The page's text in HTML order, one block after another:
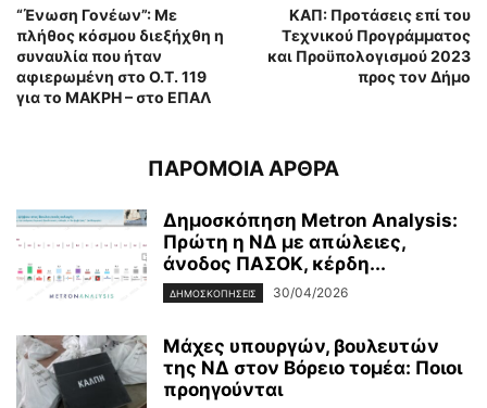
“Ένωση Γονέων”: Με
πλήθος κόσμου διεξήχθη η
συναυλία που ήταν
αφιερωμένη στο Ο.Τ. 119
για το ΜΑΚΡΗ – στο ΕΠΑΛ
ΚΑΠ: Προτάσεις επί του
Τεχνικού Προγράμματος
και Προϋπολογισμού 2023
προς τον Δήμο
ΠΑΡΟΜΟΙΑ ΑΡΘΡΑ
Δημοσκόπηση Metron Analysis:
Πρώτη η ΝΔ με απώλειες,
άνοδος ΠΑΣΟΚ, κέρδη...
ΔΗΜΟΣΚΟΠΗΣΕΙΣ 30/04/2026
Μάχες υπουργών, βουλευτών
της ΝΔ στον Βόρειο τομέα: Ποιοι
προηγούνται